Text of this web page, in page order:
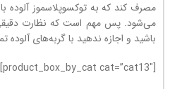
مصرف کند که به توکسوپلاسموز آلوده
می‌شود. پس مهم است که نظارت دقیقی
باشید و اجازه ندهید با گربه‌های آلوده
[product_box_by_cat cat=”cat13″]